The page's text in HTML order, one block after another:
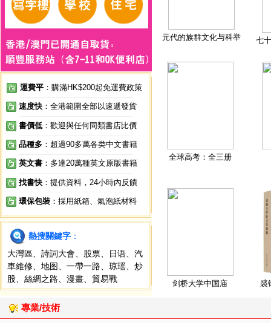
運費平 ：購滿HK$200起免運費政策
速度快 ：全港範圍全部以速遞發貨
書價低 ：歡迎與任何同類書店比價
品種多 ：超過90多萬各类中文書籍
英文書 ：多達20萬種英文原版書籍
找書快 ：提供資料，24小時內反饋
環保包裝 ：採用紙箱、氣泡紙材料
熱搜關鍵字 ：
大灣區
詩詞大會 股票 日语
汽
車維修
地图 一帶一路 琼瑶
炒
股
絲綢之路 漫畫 貿易戰
元代的族群文化与科举 七
全球高考：全三册
剑桥大学中国庙 裘
專業/技術